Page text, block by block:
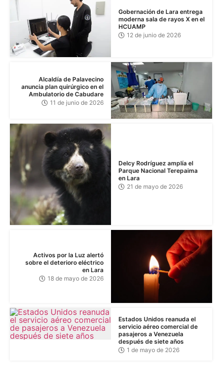
Gobernación de Lara entrega
moderna sala de rayos X en el
HCUAMP
12 de junio de 2026
Alcaldía de Palavecino
anuncia plan quirúrgico en el
Ambulatorio de Cabudare
11 de junio de 2026
Delcy Rodríguez amplía el
Parque Nacional Terepaima
en Lara
21 de mayo de 2026
Activos por la Luz alertó
sobre el deterioro eléctrico
en Lara
18 de mayo de 2026
Estados Unidos reanuda el
servicio aéreo comercial de
pasajeros a Venezuela
después de siete años
1 de mayo de 2026